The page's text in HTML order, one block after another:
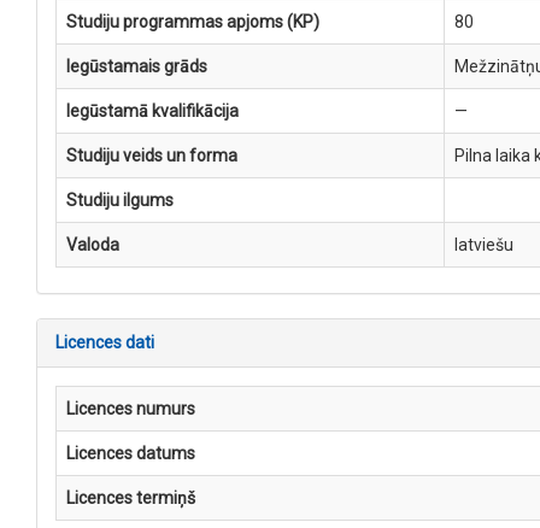
Studiju programmas apjoms (KP) 80
Iegūstamais grāds
Iegūstamā kvalifikācija —
Studiju veids un forma Pilna laika
Studiju ilgums
Valoda latviešu
Licences dati
Licences numurs
Licences datums
Licences termiņš